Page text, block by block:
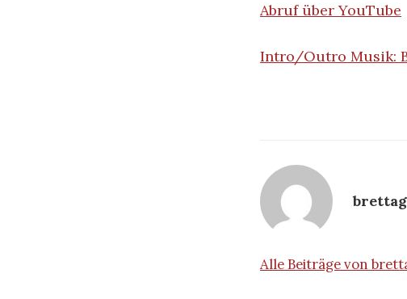
Abruf über YouTube
Intro/Outro Musik:
Alle Beiträge von